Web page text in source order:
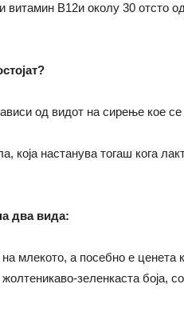
витамин B12и околу 30 отсто
од видот на сирење кое
настанува тогаш кога
два вида:
млекото, а посебно е ценета
зеленкаста боја,